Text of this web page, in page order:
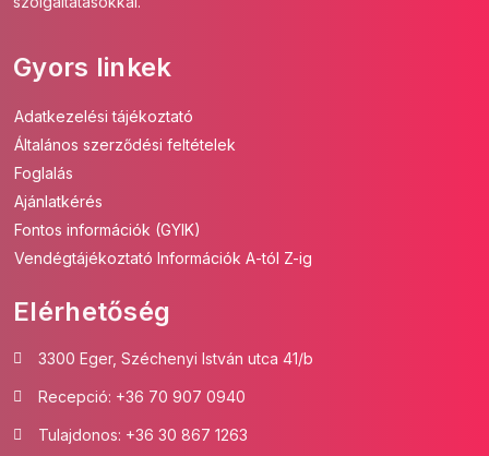
Gyors linkek
Adatkezelési tájékoztató
Általános szerződési feltételek
Foglalás
Ajánlatkérés
Fontos információk (GYIK)
Vendégtájékoztató Információk A-tól Z-ig
Elérhetőség
3300 Eger, Széchenyi István utca 41/b
Recepció: +36 70 907 0940
Tulajdonos: +36 30 867 1263